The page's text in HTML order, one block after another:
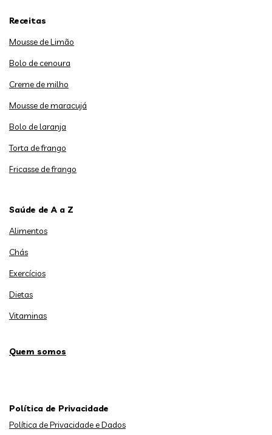
Receitas
Mousse de Limão
Bolo de cenoura
Creme de milho
Mousse de maracujá
Bolo de laranja
Torta de frango
Fricasse de frango
Saúde de A a Z
Alimentos
Chás
Exercícios
Dietas
Vitaminas
Quem somos
Política de Privacidade
Política de Privacidade e Dados